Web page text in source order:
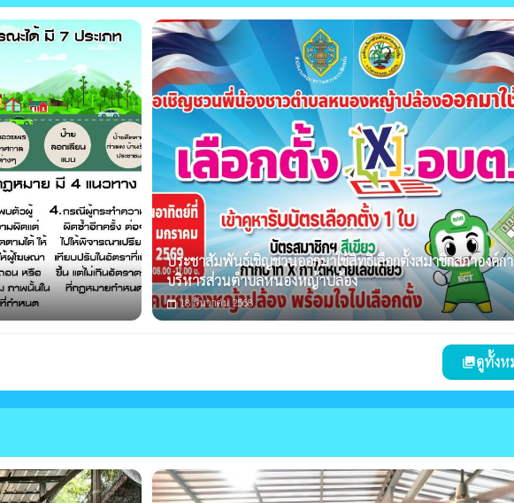
ประชาสัมพันธ์เชิญชวนออกมาใช้สิทธิเลือกตั้งสมาชิกสภาองค์ก
บริหารส่วนตำบลหนองหญ้าปล้อง
calendar_today18 ธันวาคม 2568
photo_libraryดูทั้งห